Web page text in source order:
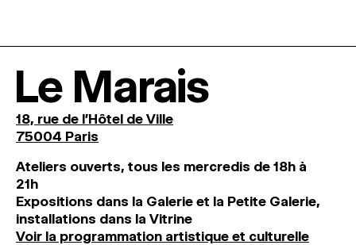
Le Marais
18, rue de l'Hôtel de Ville
75004 Paris
Ateliers ouverts, tous les mercredis de 18h à
21h
Expositions dans la Galerie et la Petite Galerie,
installations dans la Vitrine
Voir la programmation artistique et culturelle